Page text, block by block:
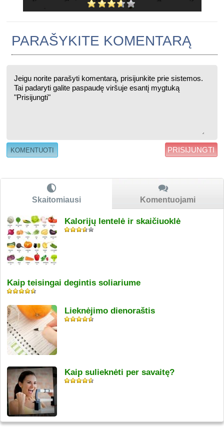
PARAŠYKITE KOMENTARĄ
PRISIJUNGTI
Skaitomiausi Komentuojami
Kalorijų lentelė ir skaičiuoklė
Kaip teisingai degintis soliariume
Lieknėjimo dienoraštis
Kaip sulieknėti per savaitę?